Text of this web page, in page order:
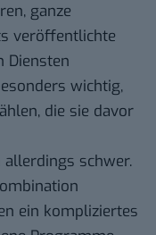
ganze
veröffentlichte
Diensten
wichtig,
die sie davor
allerdings schwer.
ein kompliziertes